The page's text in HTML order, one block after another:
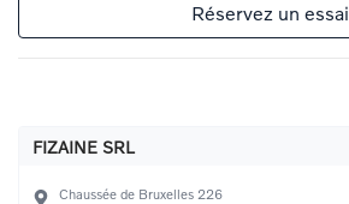
Réservez un essai
FIZAINE SRL
Chaussée de Bruxelles 226